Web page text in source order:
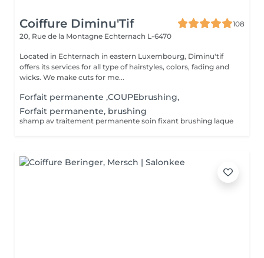
Coiffure Diminu'Tif
108
20, Rue de la Montagne Echternach L-6470
Located in Echternach in eastern Luxembourg, Diminu'tif
offers its services for all type of hairstyles, colors, fading and
wicks. We make cuts for me...
Forfait permanente ,COUPEbrushing,
Forfait permanente, brushing
shamp av traitement permanente soin fixant brushing laque